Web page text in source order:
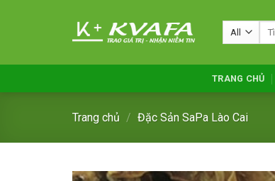
Tìm
TRANG CHỦ
Trang chủ / Đặc Sản SaPa Lào Cai